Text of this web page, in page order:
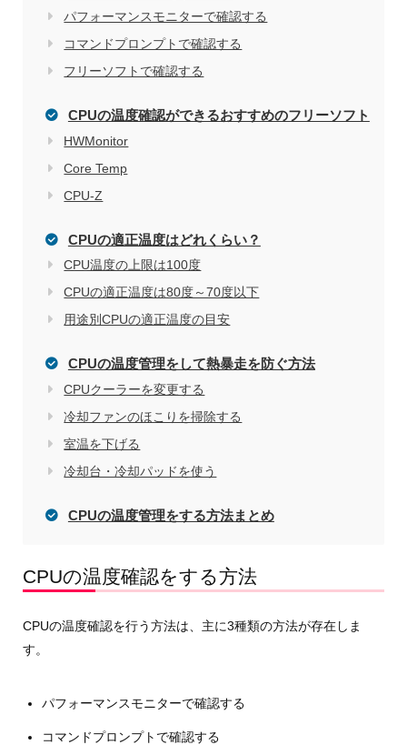
パフォーマンスモニターで確認する
コマンドプロンプトで確認する
フリーソフトで確認する
CPUの温度確認ができるおすすめのフリーソフト
HWMonitor
Core Temp
CPU-Z
CPUの適正温度はどれくらい？
CPU温度の上限は100度
CPUの適正温度は80度～70度以下
用途別CPUの適正温度の目安
CPUの温度管理をして熱暴走を防ぐ方法
CPUクーラーを変更する
冷却ファンのほこりを掃除する
室温を下げる
冷却台・冷却パッドを使う
CPUの温度管理をする方法まとめ
CPUの温度確認をする方法
CPUの温度確認を行う方法は、主に3種類の方法が存在しま
す。
パフォーマンスモニターで確認する
コマンドプロンプトで確認する